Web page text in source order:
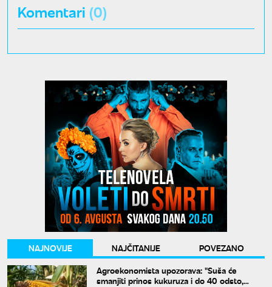
Komentari (0)
NAJNOVIJE NAJČITANIJE
POVEZANO
Agroekonomista upozorava: "Suša će
smanjiti prinos kukuruza i do 40 odsto,